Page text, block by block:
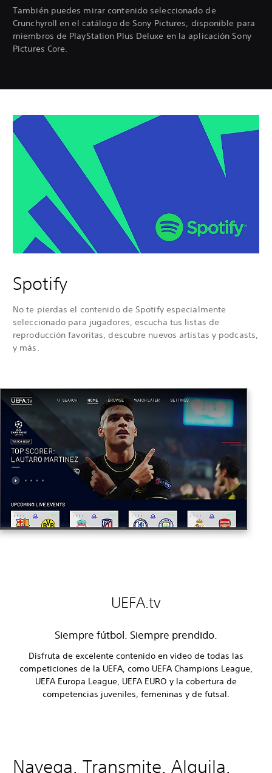
También puedes mirar contenido seleccionado de
Crunchyroll en el catálogo de Sony Pictures, disponible para
miembros de PlayStation Plus Deluxe en la aplicación Sony
Pictures Core.
Spotify
No te pierdas el contenido de Spotify especialmente
seleccionado para jugadores, escucha tus listas de
reproducción favoritas, descubre nuevos artistas y podcasts,
y más.
UEFA.tv
Siempre fútbol. Siempre prendido.
Disfruta de excelente contenido en video de todas las
competiciones de la UEFA, como UEFA Champions League,
UEFA Europa League, UEFA EURO y la cobertura de
competencias juveniles, femeninas y de futsal.
Navega. Transmite. Alquila.